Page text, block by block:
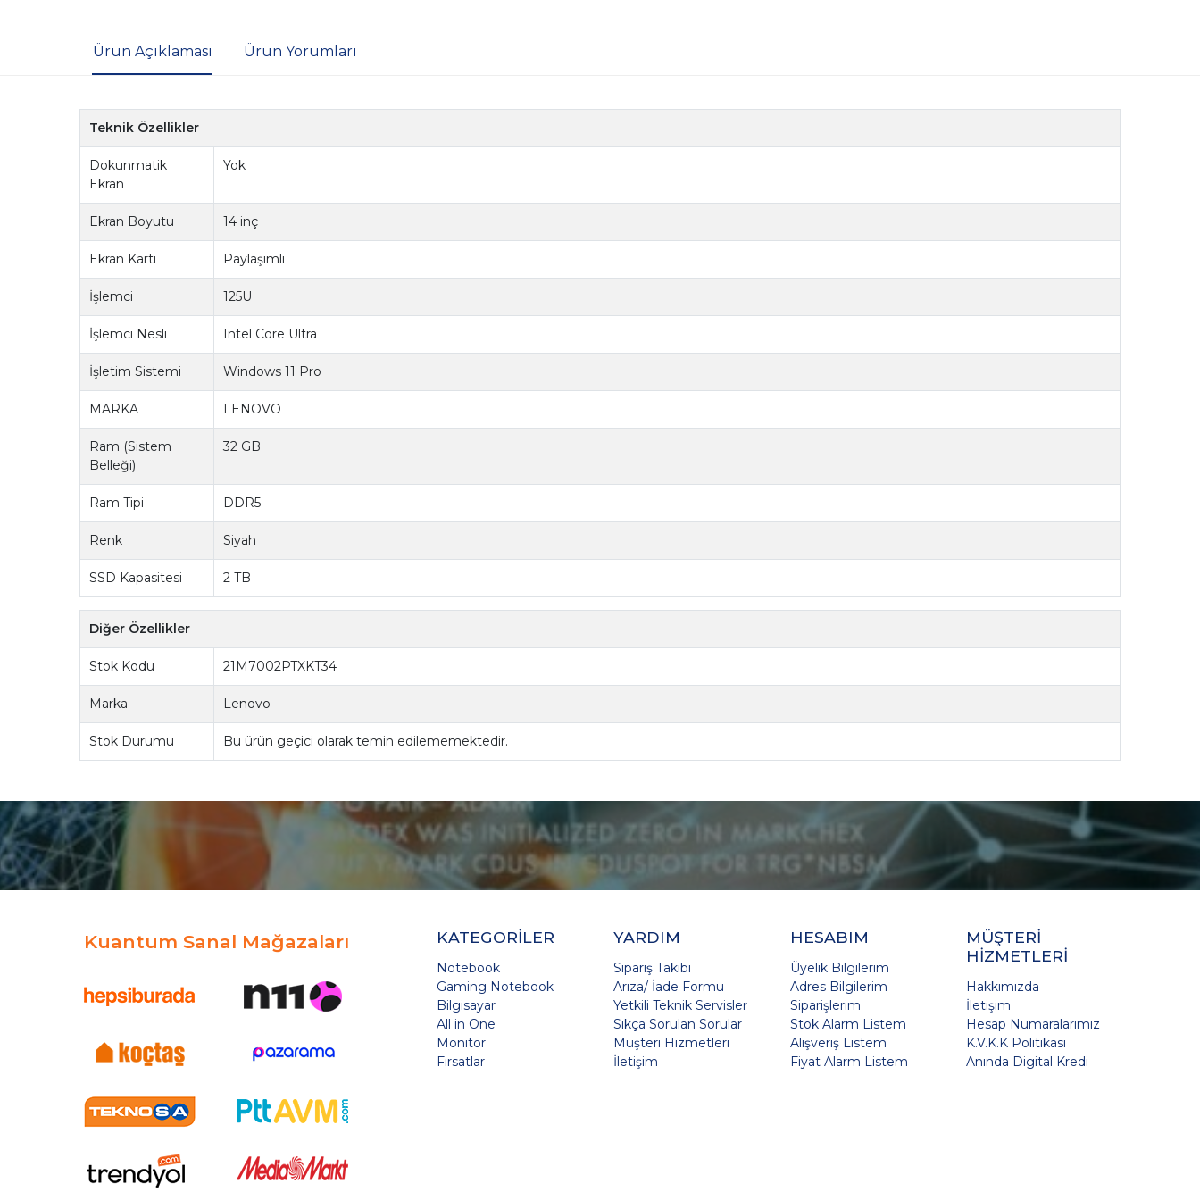
Ürün Açıklaması Ürün Yorumları
Teknik Özellikler
Dokunmatik
Ekran
Yok
Ekran Boyutu 14 inç
Ekran Kartı Paylaşımlı
İşlemci 125U
İşlemci Nesli Intel Core Ultra
İşletim Sistemi Windows 11 Pro
MARKA LENOVO
Ram (Sistem
Belleği)
32 GB
Ram Tipi DDR5
Renk Siyah
SSD Kapasitesi 2 TB
Diğer Özellikler
Stok Kodu 21M7002PTXKT34
Marka Lenovo
Stok Durumu Bu ürün geçici olarak temin edilememektedir.
Kuantum Sanal Mağazaları KATEGORİLER
Notebook
Gaming Notebook
Bilgisayar
All in One
Monitör
Fırsatlar
YARDIM
Sipariş Takibi
Arıza/ İade Formu
Yetkili Teknik Servisler
Sıkça Sorulan Sorular
Müşteri Hizmetleri
İletişim
HESABIM
Üyelik Bilgilerim
Adres Bilgilerim
Siparişlerim
Stok Alarm Listem
Alışveriş Listem
Fiyat Alarm Listem
MÜŞTERİ
HİZMETLERİ
Hakkımızda
İletişim
Hesap Numaralarımız
K.V.K.K Politikası
Anında Digital Kredi